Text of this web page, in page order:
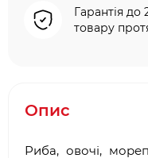
Гарантія до
товару
Опис
Риба, овочі,